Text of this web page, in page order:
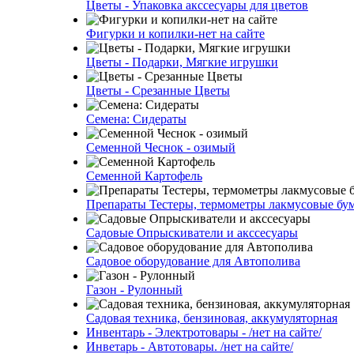
Цветы - Упаковка акссесуары для цветов
Фигурки и копилки-нет на сайте
Цветы - Подарки, Мягкие игрушки
Цветы - Срезанные Цветы
Семена: Сидераты
Семенной Чеснок - озимый
Семенной Картофель
Препараты Тестеры, термометры лакмусовые
Садовые Опрыскиватели и акссесуары
Садовое оборудование для Автополива
Газон - Рулонный
Садовая техника, бензиновая, аккумуляторная
Инвентарь - Электротовары - /нет на сайте/
Инветарь - Автотовары. /нет на сайте/